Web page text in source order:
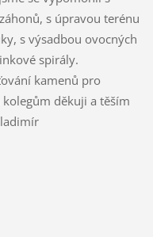
s úpravou terénu
s výsadbou ovocných
spirály.
kamenů pro
děkuji a těším